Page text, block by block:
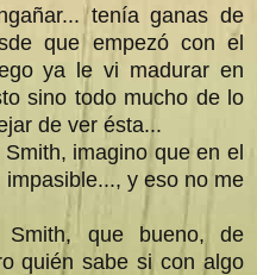
tenía ganas de
que empezó con el
ya le vi madurar en
sino todo mucho de lo
de ver ésta...
imagino que en el
y eso no me
que bueno, de
quién sabe si con algo